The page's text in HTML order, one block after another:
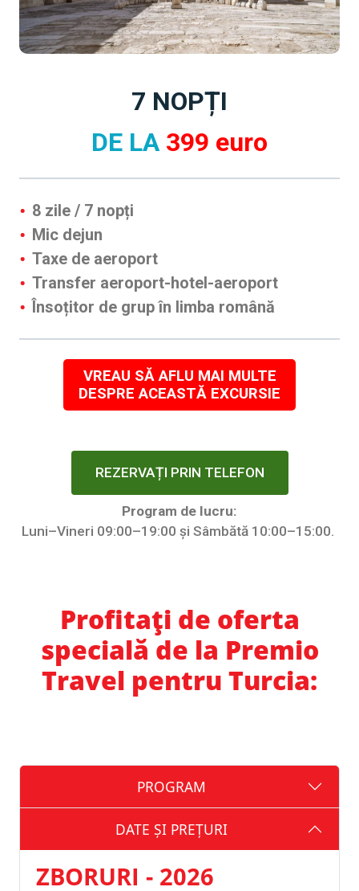
7 NOPȚI
DE LA 399 euro
8 zile / 7 nopți
Mic dejun
Taxe de aeroport
Transfer aeroport-hotel-aeroport
Însoțitor de grup în limba română
VREAU SĂ AFLU MAI MULTE
DESPRE ACEASTĂ EXCURSIE
REZERVAȚI PRIN TELEFON
Program de lucru:
Luni–Vineri 09:00–19:00 și Sâmbătă 10:00–15:00.
Profitați de oferta
specială de la Premio
Travel pentru Turcia:
PROGRAM
DATE ȘI PREȚURI
ZBORURI - 2026